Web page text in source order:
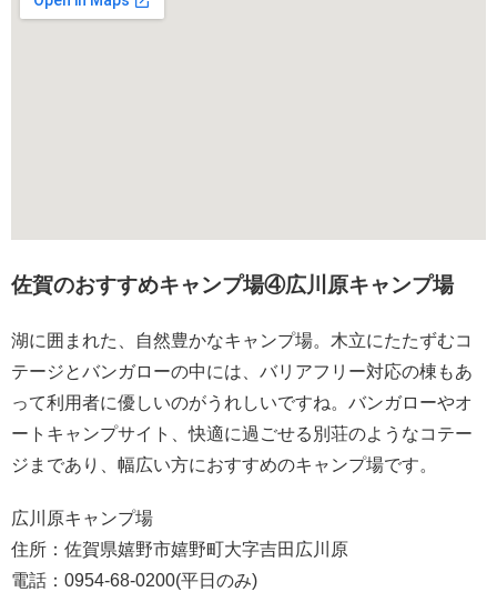
佐賀のおすすめキャンプ場④広川原キャンプ場
湖に囲まれた、自然豊かなキャンプ場。木立にたたずむコ
テージとバンガローの中には、バリアフリー対応の棟もあ
って利用者に優しいのがうれしいですね。バンガローやオ
ートキャンプサイト、快適に過ごせる別荘のようなコテー
ジまであり、幅広い方におすすめのキャンプ場です。
広川原キャンプ場
住所：佐賀県嬉野市嬉野町大字吉田広川原
電話：0954-68-0200(平日のみ)